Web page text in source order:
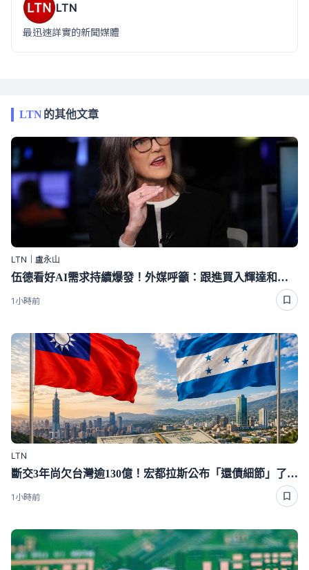
LTN
最迅速詳實的新聞媒體
LTN的其他文章
LTN｜盧永山
伍德看好AI需求持續爆發！外媒呼籲：跟進買入輝達和台積電
1小時前
LTN
斷交3年尚欠台灣逾130億！宏都拉斯公布「還債細節」了 竟然只還6％
1小時前